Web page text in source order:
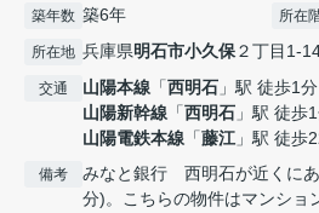
築年数 築6年 所在
所在地 兵庫県明石市小久保２丁目1-
交通 山陽本線 「西明石 」駅 徒歩1分
山陽新幹線 「西明石 」駅 徒歩
山陽電鉄本線 「藤江」駅 徒歩
備考
みなと銀行 西明石が近くに
分)。こちらの物件はマンショ